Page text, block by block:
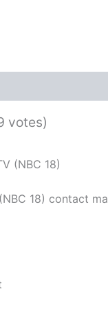
votes)
(NBC 18)
18) contact